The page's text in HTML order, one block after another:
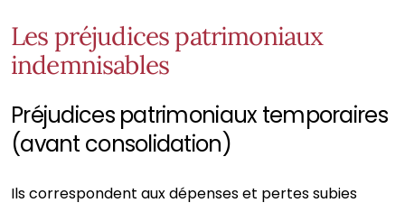
Les préjudices patrimoniaux
indemnisables
Préjudices patrimoniaux temporaires
(avant consolidation)
Ils correspondent aux dépenses et pertes subies